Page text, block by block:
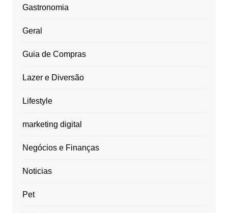
Gastronomia
Geral
Guia de Compras
Lazer e Diversão
Lifestyle
marketing digital
Negócios e Finanças
Noticias
Pet